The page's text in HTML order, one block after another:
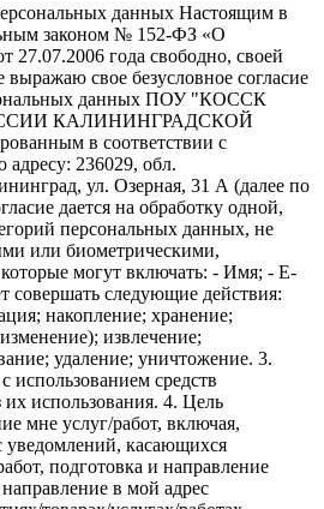
данных Настоящим в
законом № 152-ФЗ «О
27.07.2006 года свободно, своей
выражаю свое безусловное согласие
данных ПОУ "КОССК
КАЛИНИНГРАДСКОЙ
в соответствии с
адресу: 236029, обл.
ул. Озерная, 31 А (далее по
дается на обработку одной,
персональных данных, не
или биометрическими,
могут включать: - Имя; - E-
следующие действия:
накопление; хранение;
извлечение;
удаление; уничтожение. 3.
использованием средств
их использования. 4. Цель
мне услуг/работ, включая,
уведомлений, касающихся
подготовка и направление
в мой адрес